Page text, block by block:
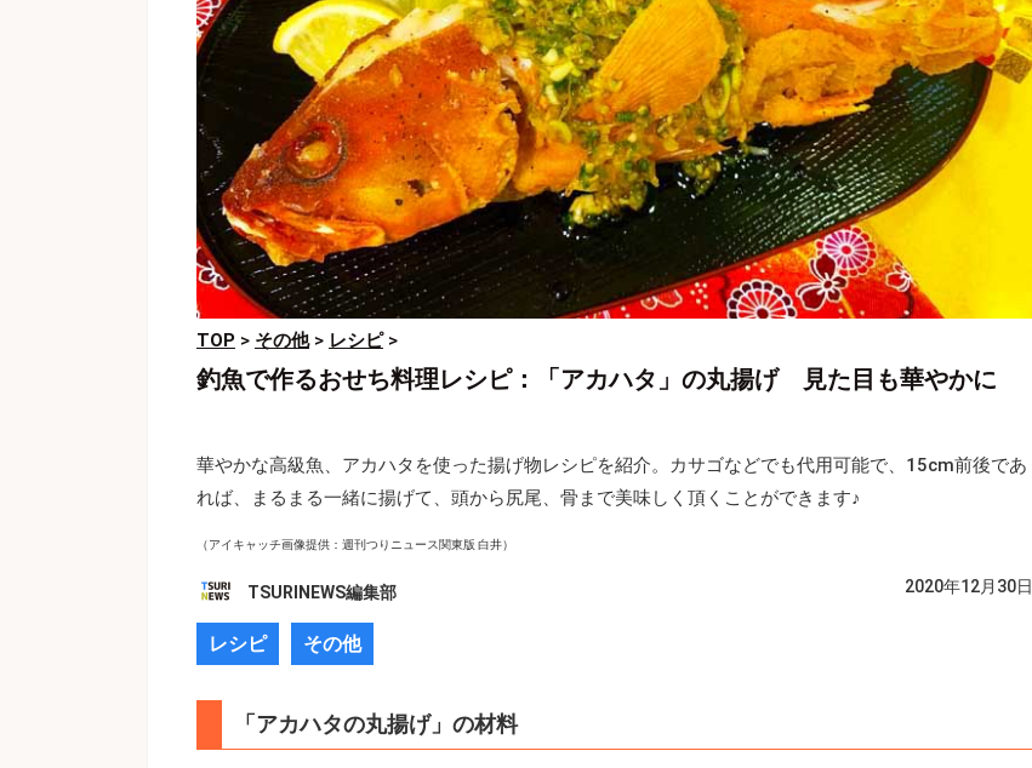
TOP > その他> レシピ>
釣魚で作るおせち料理レシピ：「アカハタ」の丸揚げ 見た目も華やかに
華やかな高級魚、アカハタを使った揚げ物レシピを紹介。カサゴなどでも代用可能で、15cm前後であ
れば、まるまる一緒に揚げて、頭から尻尾、骨まで美味しく頂くことができます♪
（アイキャッチ画像提供：週刊つりニュース関東版 白井）
TSURINEWS編集部 2020年12月30日
レシピ その他
「アカハタの丸揚げ」の材料